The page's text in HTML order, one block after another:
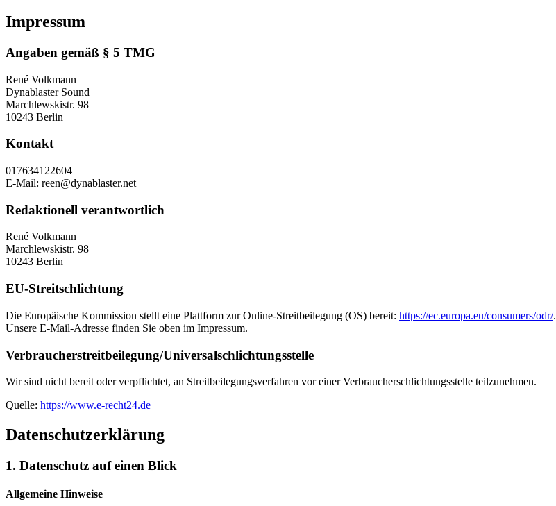
Impressum
Angaben gemäß § 5 TMG
René Volkmann
Dynablaster Sound
Marchlewskistr. 98
10243 Berlin
Kontakt
017634122604
E-Mail: reen@dynablaster.net
Redaktionell verantwortlich
René Volkmann
Marchlewskistr. 98
10243 Berlin
EU-Streitschlichtung
Die Europäische Kommission stellt eine Plattform zur Online-Streitbeilegung (OS) bereit: https://ec.europa.eu/consumers/odr/.
Unsere E-Mail-Adresse finden Sie oben im Impressum.
Verbraucher­streit­beilegung/Universal­schlichtungs­stelle
Wir sind nicht bereit oder verpflichtet, an Streitbeilegungsverfahren vor einer Verbraucherschlichtungsstelle teilzunehmen.
Quelle: https://www.e-recht24.de
Datenschutz­erklärung
1. Datenschutz auf einen Blick
Allgemeine Hinweise